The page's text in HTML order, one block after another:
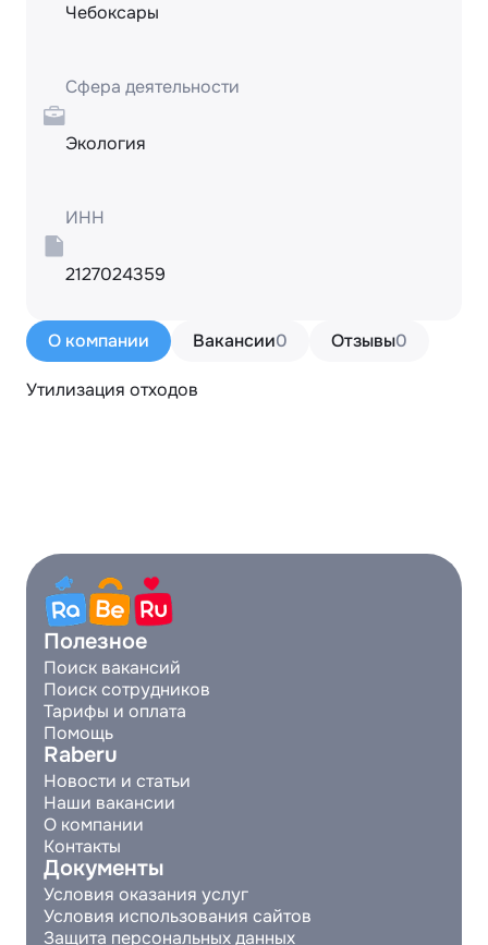
О компании Вакансии0 Отзывы0
Утилизация отходов
Чебоксары
Сфера деятельности
Экология
ИНН
2127024359
Полезное
Поиск вакансий
Поиск сотрудников
Тарифы и оплата
Помощь
Raberu
Новости и статьи
Наши вакансии
О компании
Контакты
Документы
Условия оказания услуг
Условия использования сайтов
Защита персональных данных